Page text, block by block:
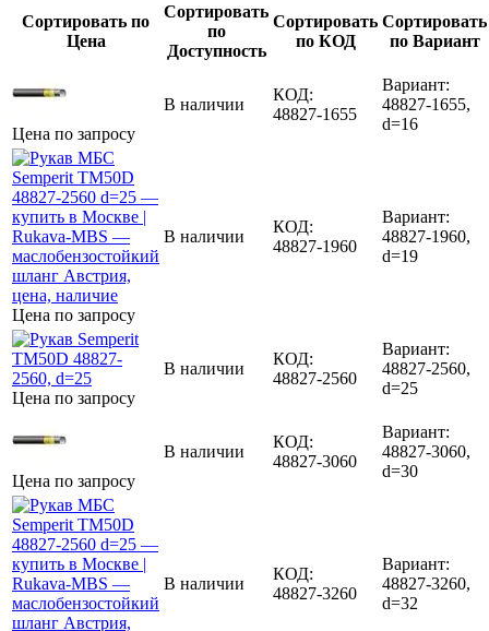
Сортировать по
Цена
Сортировать
по
Доступность
Сортировать
по КОД
Сортировать
по Вариант
Цена по запросу
В наличии
КОД:
48827-1655
Вариант:
48827-1655,
d=16
Цена по запросу
В наличии
КОД:
48827-1960
Вариант:
48827-1960,
d=19
Цена по запросу
В наличии
КОД:
48827-2560
Вариант:
48827-2560,
d=25
Цена по запросу
В наличии
КОД:
48827-3060
Вариант:
48827-3060,
d=30
В наличии
КОД:
48827-3260
Вариант:
48827-3260,
d=32